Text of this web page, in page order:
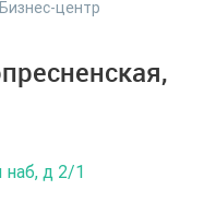
Бизнес-центр
наб, д 2/1